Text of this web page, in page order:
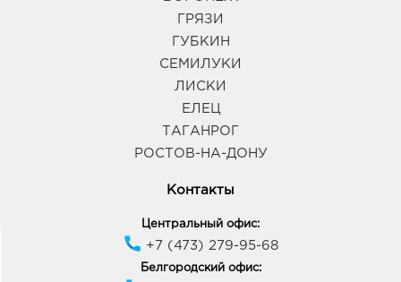
ГРЯЗИ
ГУБКИН
СЕМИЛУКИ
ЛИСКИ
ЕЛЕЦ
ТАГАНРОГ
РОСТОВ-НА-ДОНУ
Контакты
Центральный офис:
+7 (473) 279-95-68
Белгородский офис: